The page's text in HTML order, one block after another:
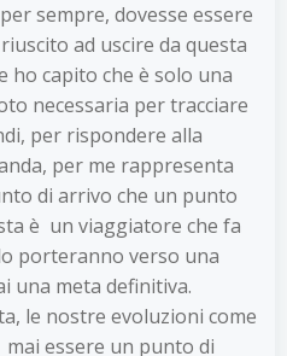
sempre, dovesse essere
ad uscire da questa
ho capito che è solo una
necessaria per tracciare
per rispondere alla
per me rappresenta
di arrivo che un punto
è un viaggiatore che fa
porteranno verso una
una meta definitiva.
le nostre evoluzioni come
essere un punto di